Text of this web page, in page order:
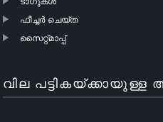
ഫീച്ചർ ചെയ്ത
സൈറ്റ്മാപ്പ്
വില